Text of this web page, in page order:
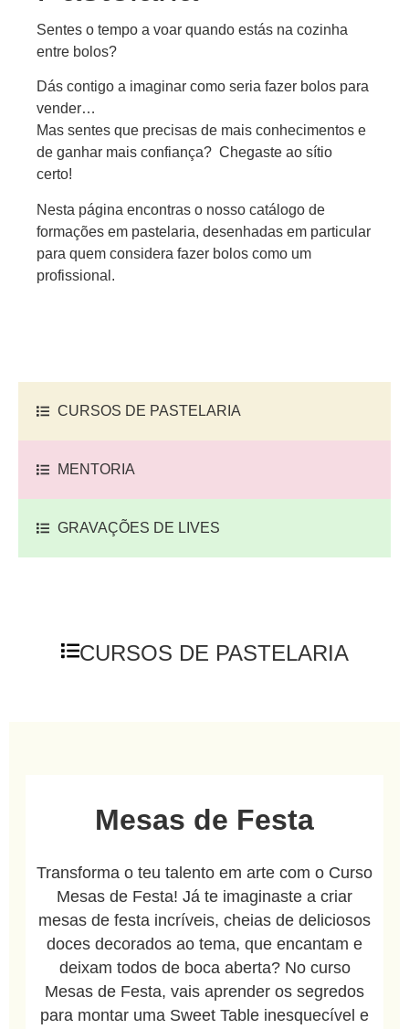
Sentes o tempo a voar quando estás na cozinha
entre bolos?
Dás contigo a imaginar como seria fazer bolos para
vender…
Mas sentes que precisas de mais conhecimentos e
de ganhar mais confiança? Chegaste ao sítio
certo!
Nesta página encontras o nosso catálogo de
formações em pastelaria, desenhadas em particular
para quem considera fazer bolos como um
profissional.
CURSOS DE PASTELARIA
MENTORIA
GRAVAÇÕES DE LIVES
CURSOS DE PASTELARIA
Mesas de Festa
Transforma o teu talento em arte com o Curso
Mesas de Festa! Já te imaginaste a criar
mesas de festa incríveis, cheias de deliciosos
doces decorados ao tema, que encantam e
deixam todos de boca aberta? No curso
Mesas de Festa, vais aprender os segredos
para montar uma Sweet Table inesquecível e